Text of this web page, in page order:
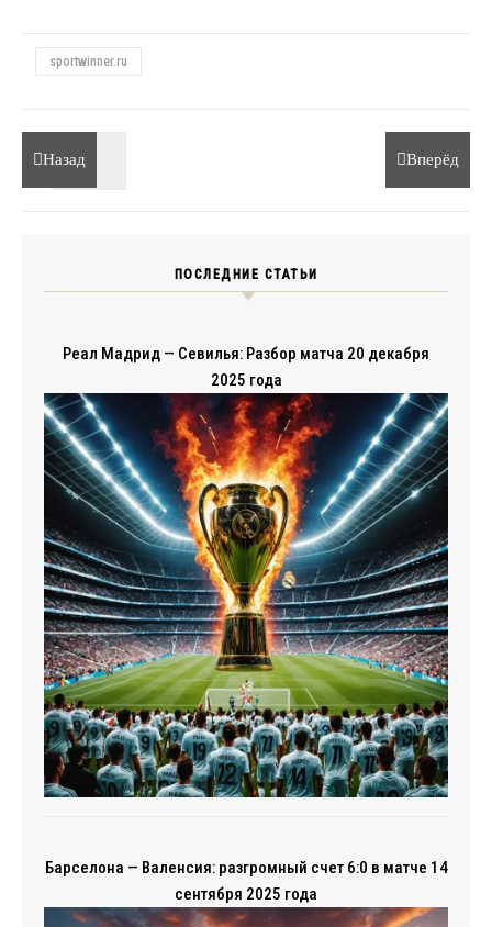
sportwinner.ru
Назад Вперёд
ПОСЛЕДНИЕ СТАТЬИ
Реал Мадрид — Севилья: Разбор матча 20 декабря
2025 года
Барселона — Валенсия: разгромный счет 6:0 в матче 14
сентября 2025 года